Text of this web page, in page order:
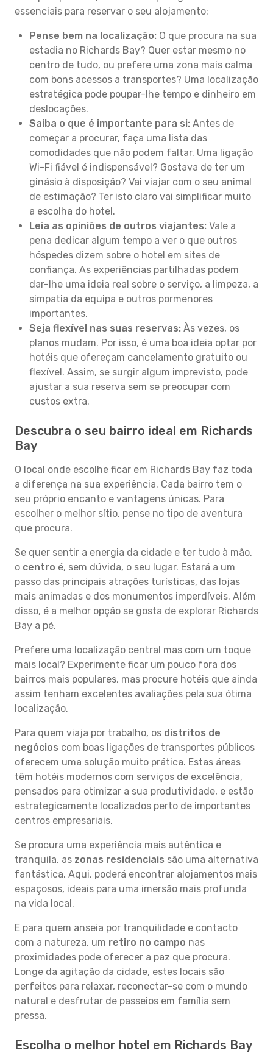
essenciais para reservar o seu alojamento:
Pense bem na localização: O que procura na sua
estadia no Richards Bay? Quer estar mesmo no
centro de tudo, ou prefere uma zona mais calma
com bons acessos a transportes? Uma localização
estratégica pode poupar-lhe tempo e dinheiro em
deslocações.
Saiba o que é importante para si: Antes de
começar a procurar, faça uma lista das
comodidades que não podem faltar. Uma ligação
Wi-Fi fiável é indispensável? Gostava de ter um
ginásio à disposição? Vai viajar com o seu animal
de estimação? Ter isto claro vai simplificar muito
a escolha do hotel.
Leia as opiniões de outros viajantes: Vale a
pena dedicar algum tempo a ver o que outros
hóspedes dizem sobre o hotel em sites de
confiança. As experiências partilhadas podem
dar-lhe uma ideia real sobre o serviço, a limpeza, a
simpatia da equipa e outros pormenores
importantes.
Seja flexível nas suas reservas: Às vezes, os
planos mudam. Por isso, é uma boa ideia optar por
hotéis que ofereçam cancelamento gratuito ou
flexível. Assim, se surgir algum imprevisto, pode
ajustar a sua reserva sem se preocupar com
custos extra.
Descubra o seu bairro ideal em Richards
Bay
O local onde escolhe ficar em Richards Bay faz toda
a diferença na sua experiência. Cada bairro tem o
seu próprio encanto e vantagens únicas. Para
escolher o melhor sítio, pense no tipo de aventura
que procura.
Se quer sentir a energia da cidade e ter tudo à mão,
o centro é, sem dúvida, o seu lugar. Estará a um
passo das principais atrações turísticas, das lojas
mais animadas e dos monumentos imperdíveis. Além
disso, é a melhor opção se gosta de explorar Richards
Bay a pé.
Prefere uma localização central mas com um toque
mais local? Experimente ficar um pouco fora dos
bairros mais populares, mas procure hotéis que ainda
assim tenham excelentes avaliações pela sua ótima
localização.
Para quem viaja por trabalho, os distritos de
negócios com boas ligações de transportes públicos
oferecem uma solução muito prática. Estas áreas
têm hotéis modernos com serviços de excelência,
pensados para otimizar a sua produtividade, e estão
estrategicamente localizados perto de importantes
centros empresariais.
Se procura uma experiência mais autêntica e
tranquila, as zonas residenciais são uma alternativa
fantástica. Aqui, poderá encontrar alojamentos mais
espaçosos, ideais para uma imersão mais profunda
na vida local.
E para quem anseia por tranquilidade e contacto
com a natureza, um retiro no campo nas
proximidades pode oferecer a paz que procura.
Longe da agitação da cidade, estes locais são
perfeitos para relaxar, reconectar-se com o mundo
natural e desfrutar de passeios em família sem
pressa.
Escolha o melhor hotel em Richards Bay